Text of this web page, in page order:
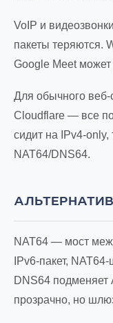
VoIP и
пакеты теряются.
Google Meet
Для обычного
Cloudflare — все
сидит на IPv4-
NAT64/DNS64.
NAT64 — мост
IPv6-пакет,
DNS64 подменяет
прозрачно, но